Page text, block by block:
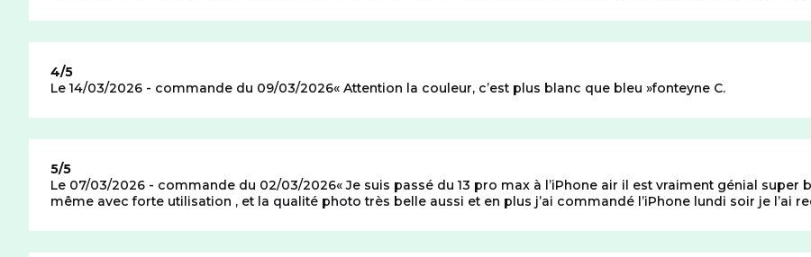
Note de
4/5
Le 14/03/2026 - commande du 09/03/2026
Attention la couleur, c’est plus blanc que bleu fonteyne C.
Note de
5/5
Le 07/03/2026 - commande du 02/03/2026 Je suis passé du 13 pro max à l’iPhone air il est vraiment génial
même avec forte utilisation , et la qualité photo très belle aussi et en plus j’ai commandé l’iPhone lundi soir je l’ai